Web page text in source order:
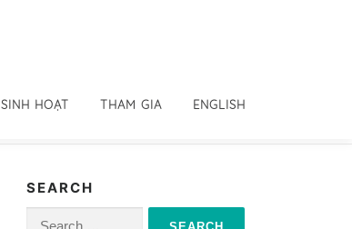
SINH HOẠT THAM GIA ENGLISH
SEARCH
Search